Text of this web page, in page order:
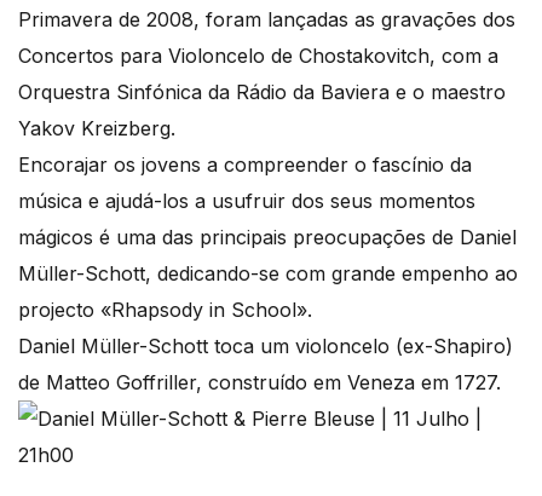
Primavera de 2008, foram lançadas as gravações dos
Concertos para Violoncelo de Chostakovitch, com a
Orquestra Sinfónica da Rádio da Baviera e o maestro
Yakov Kreizberg.
Encorajar os jovens a compreender o fascínio da
música e ajudá-los a usufruir dos seus momentos
mágicos é uma das principais preocupações de Daniel
Müller-Schott, dedicando-se com grande empenho ao
projecto «Rhapsody in School».
Daniel Müller-Schott toca um violoncelo (ex-Shapiro)
de Matteo Goffriller, construído em Veneza em 1727.